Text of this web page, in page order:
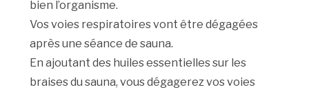
bien l’organisme.
Vos voies respiratoires vont être dégagées
après une séance de sauna.
En ajoutant des huiles essentielles sur les
braises du sauna, vous dégagerez vos voies